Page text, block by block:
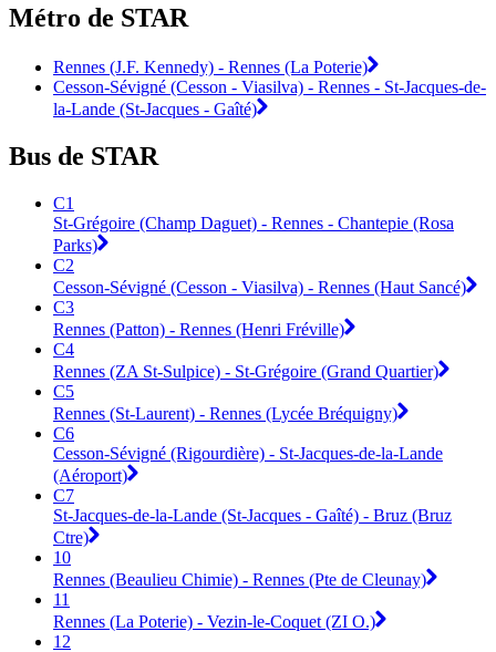
Métro de STAR
Rennes (J.F. Kennedy) - Rennes (La Poterie)
Cesson-Sévigné (Cesson - Viasilva) - Rennes - St-Jacques-de-
la-Lande (St-Jacques - Gaîté)
Bus de STAR
C1
St-Grégoire (Champ Daguet) - Rennes - Chantepie (Rosa
Parks)
C2
Cesson-Sévigné (Cesson - Viasilva) - Rennes (Haut Sancé)
C3
Rennes (Patton) - Rennes (Henri Fréville)
C4
Rennes (ZA St-Sulpice) - St-Grégoire (Grand Quartier)
C5
Rennes (St-Laurent) - Rennes (Lycée Bréquigny)
C6
Cesson-Sévigné (Rigourdière) - St-Jacques-de-la-Lande
(Aéroport)
C7
St-Jacques-de-la-Lande (St-Jacques - Gaîté) - Bruz (Bruz
Ctre)
10
Rennes (Beaulieu Chimie) - Rennes (Pte de Cleunay)
11
Rennes (La Poterie) - Vezin-le-Coquet (ZI O.)
12